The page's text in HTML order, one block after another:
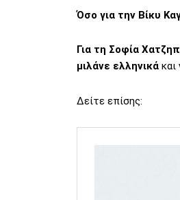
Όσο για την Βίκυ
Για τη Σοφία
μιλάνε ελληνικά και
Δείτε επίσης: